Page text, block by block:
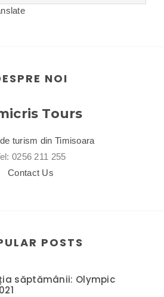
NOI
Tours
turism din Timisoara
0256 211 255
Contact Us
POSTS
săptămânii: Olympic